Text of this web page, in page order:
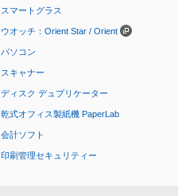
スマートグラス
ウオッチ：Orient Star / Orient
パソコン
スキャナー
ディスク デュプリケーター
乾式オフィス製紙機 PaperLab
会計ソフト
印刷管理セキュリティー